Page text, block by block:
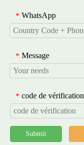
* WhatsApp
* Message
* code de vérification
Submit